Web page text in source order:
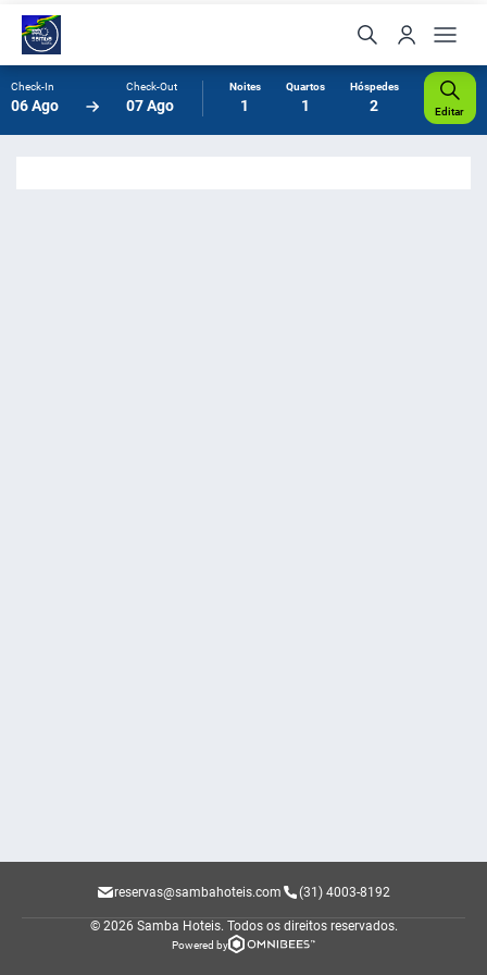
Check-In
06 Ago
Check-Out
07 Ago
Noites
1
Quartos
1
Hóspedes
2 Editar
reservas@sambahoteis.com (31) 4003-8192
© 2026 Samba Hoteis. Todos os direitos reservados.
Powered by